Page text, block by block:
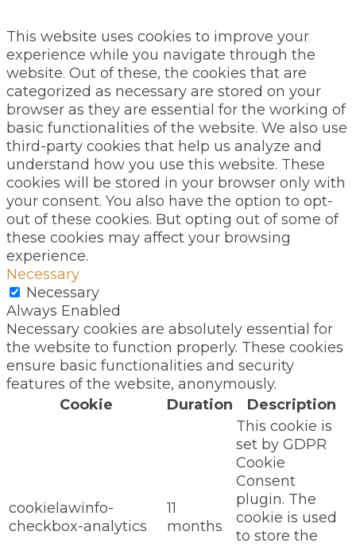
This website uses cookies to improve your
experience while you navigate through the
website. Out of these, the cookies that are
categorized as necessary are stored on your
browser as they are essential for the working of
basic functionalities of the website. We also use
third-party cookies that help us analyze and
understand how you use this website. These
cookies will be stored in your browser only with
your consent. You also have the option to opt-
out of these cookies. But opting out of some of
these cookies may affect your browsing
experience.
Necessary
Necessary
Always Enabled
Necessary cookies are absolutely essential for
the website to function properly. These cookies
ensure basic functionalities and security
features of the website, anonymously.
Cookie
Duration Description
cookielawinfo-
checkbox-analytics
11
months
This cookie is
set by GDPR
Cookie
Consent
plugin. The
cookie is used
to store the